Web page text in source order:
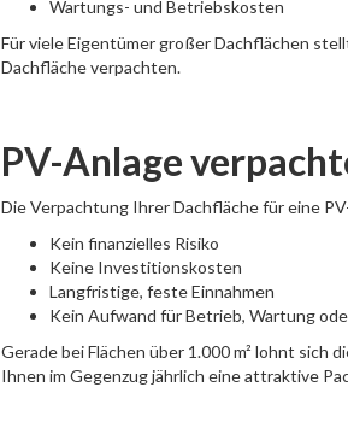
Wartungs- und Betriebskosten
Für viele Eigentümer großer Dachflächen
Dachfläche verpachten.
PV-Anlage
Die Verpachtung Ihrer Dachfläche für eine
Kein finanzielles Risiko
Keine Investitionskosten
Langfristige, feste Einnahmen
Kein Aufwand für Betrieb, Wartung
Gerade bei Flächen über 1.000 m² lohnt
Ihnen im Gegenzug jährlich eine attraktive